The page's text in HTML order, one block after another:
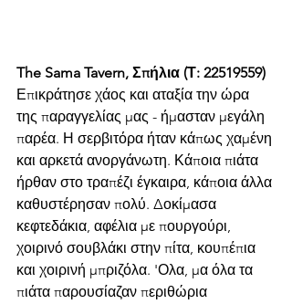
The Sama Tavern, Σπήλια (Τ: 22519559)
Επικράτησε χάος και αταξία την ώρα
της παραγγελίας μας - ήμασταν μεγάλη
παρέα. Η σερβιτόρα ήταν κάπως χαμένη
και αρκετά ανοργάνωτη. Κάποια πιάτα
ήρθαν στο τραπέζι έγκαιρα, κάποια άλλα
καθυστέρησαν πολύ. Δοκίμασα
κεφτεδάκια, αφέλια με πουργούρι,
χοιρινό σουβλάκι στην πίτα, κουπέπια
και χοιρινή μπριζόλα. 'Ολα, μα όλα τα
πιάτα παρουσίαζαν περιθώρια